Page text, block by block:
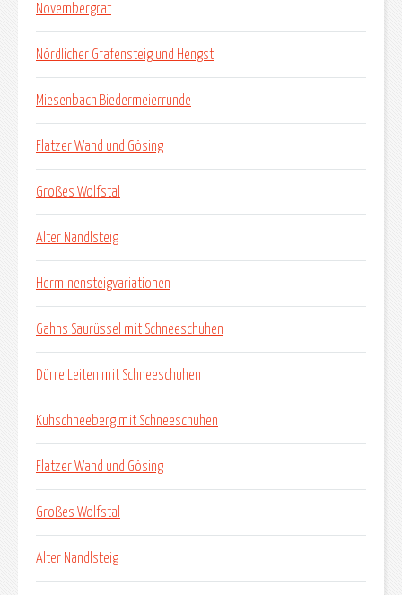
Novembergrat
Nördlicher Grafensteig und Hengst
Miesenbach Biedermeierrunde
Flatzer Wand und Gösing
Großes Wolfstal
Alter Nandlsteig
Herminensteigvariationen
Gahns Saurüssel mit Schneeschuhen
Dürre Leiten mit Schneeschuhen
Kuhschneeberg mit Schneeschuhen
Flatzer Wand und Gösing
Großes Wolfstal
Alter Nandlsteig